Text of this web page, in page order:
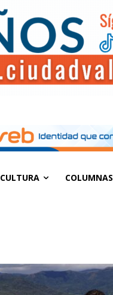
CULTURA COLUMNAS